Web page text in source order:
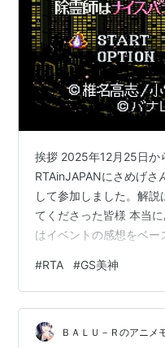
挨拶 2025年12月25日か
RTAinJAPANにさめげさ
して参加しました。解
てくださった皆様 本当
はイベントの感想をベー
（Twitch） www.twitch.tv
#RTA #GS美神
ＢＡＬＵ－Ｒのアニメ